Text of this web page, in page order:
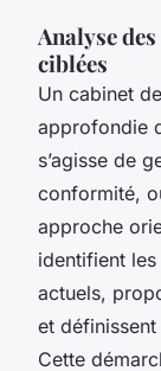
Analyse
ciblées
Un cabinet
approfondie
s’agisse de
conformité,
approche
identifient
actuels,
et
Cette